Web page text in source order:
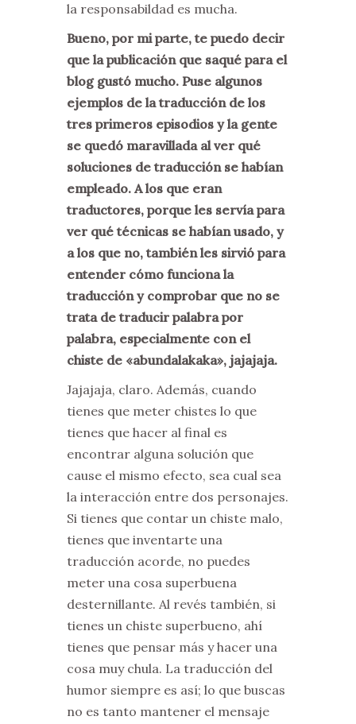
la responsabildad es mucha.
Bueno, por mi parte, te puedo decir
que la publicación que saqué para el
blog gustó mucho. Puse algunos
ejemplos de la traducción de los
tres primeros episodios y la gente
se quedó maravillada al ver qué
soluciones de traducción se habían
empleado. A los que eran
traductores, porque les servía para
ver qué técnicas se habían usado, y
a los que no, también les sirvió para
entender cómo funciona la
traducción y comprobar que no se
trata de traducir palabra por
palabra, especialmente con el
chiste de «abundalakaka», jajajaja.
Jajajaja, claro. Además, cuando
tienes que meter chistes lo que
tienes que hacer al final es
encontrar alguna solución que
cause el mismo efecto, sea cual sea
la interacción entre dos personajes.
Si tienes que contar un chiste malo,
tienes que inventarte una
traducción acorde, no puedes
meter una cosa superbuena
desternillante. Al revés también, si
tienes un chiste superbueno, ahí
tienes que pensar más y hacer una
cosa muy chula. La traducción del
humor siempre es así; lo que buscas
no es tanto mantener el mensaje